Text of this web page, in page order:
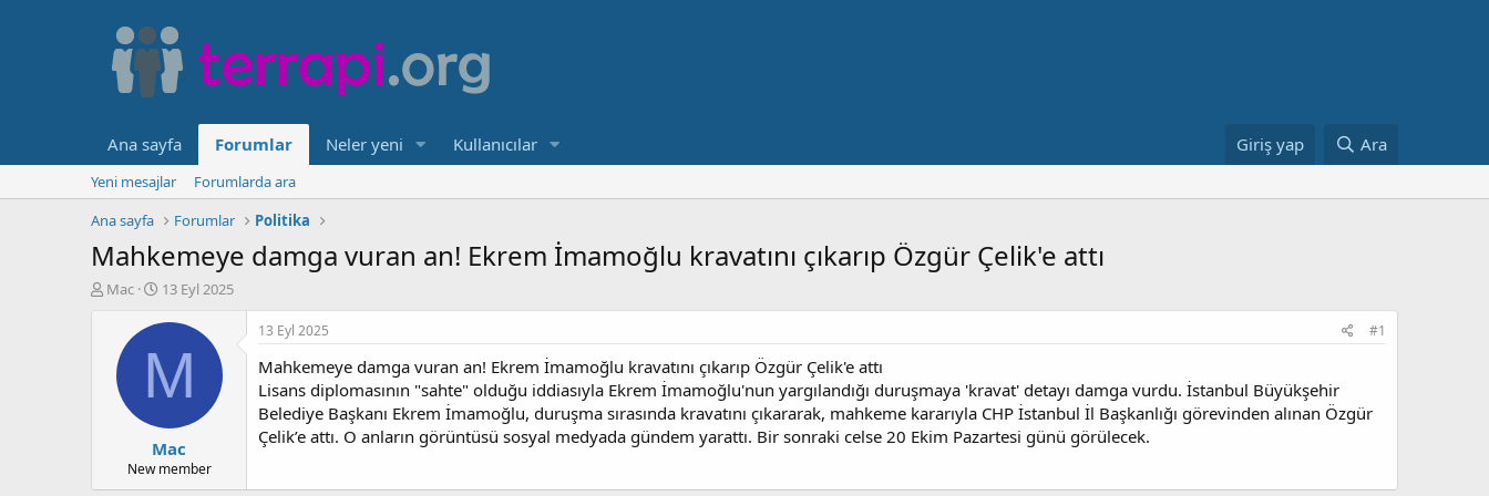
Ana sayfa Forumlar Neler yeni Kullanıcılar Giriş yap Ara
Yeni mesajlar
Forumlarda ara
Ana sayfa
Forumlar Politika
Mahkemeye damga vuran an! Ekrem İmamoğlu kravatını çıkarıp Özgür Çelik'e attı
K
l
Mac
B
ş
a
n
ı
ç
t
a
13 Eyl 2025
M
Mac
New member
13 Eyl 2025 #1
Mahkemeye damga vuran an! Ekrem İmamoğlu kravatını çıkarıp Özgür Çelik'e attı
Lisans diplomasının "sahte" olduğu iddiasıyla Ekrem İmamoğlu'nun yargılandığı duruşmaya 'kravat' detayı damga vurdu. İstanbul Büyükşehir
Belediye Başkanı Ekrem İmamoğlu, duruşma sırasında kravatını çıkararak, mahkeme kararıyla CHP İstanbul İl Başkanlığı görevinden alınan Özgür
Çelik’e attı. O anların görüntüsü sosyal medyada gündem yarattı. Bir sonraki celse 20 Ekim Pazartesi günü görülecek.